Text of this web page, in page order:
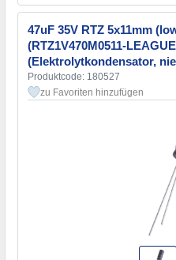
47uF 35V RTZ 5x11mm
(RTZ1V470M0511-
(Elektrolytkondensator,
Produktcode: 180527
zu Favoriten hinzufügen